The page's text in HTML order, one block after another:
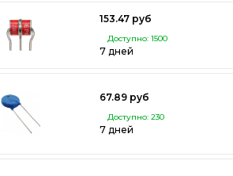
153.47 руб
Доступно: 1500
7 дней
67.89 руб
Доступно: 230
7 дней